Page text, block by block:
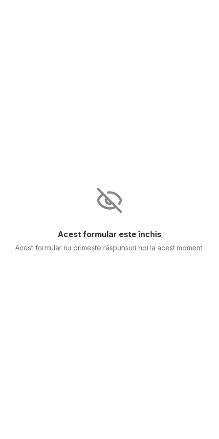
Acest formular este închis
Acest formular nu primește răspunsuri noi la acest moment.